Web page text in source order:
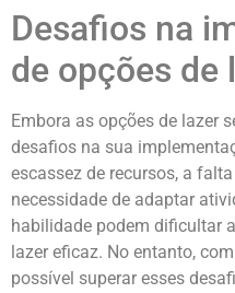
Desafios na
de opções de
Embora as opções de lazer
desafios na sua
escassez de recursos, a
necessidade de adaptar
habilidade podem dificultar
lazer eficaz. No entanto,
possível superar esses